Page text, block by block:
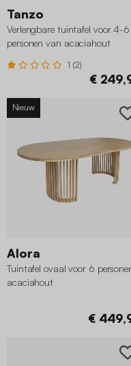
Tanzo
Verlengbare tuintafel voor 4-6
personen van acaciahout
1 (2)
€
Nieuw
Alora
Tuintafel ovaal voor 6
acaciahout
€